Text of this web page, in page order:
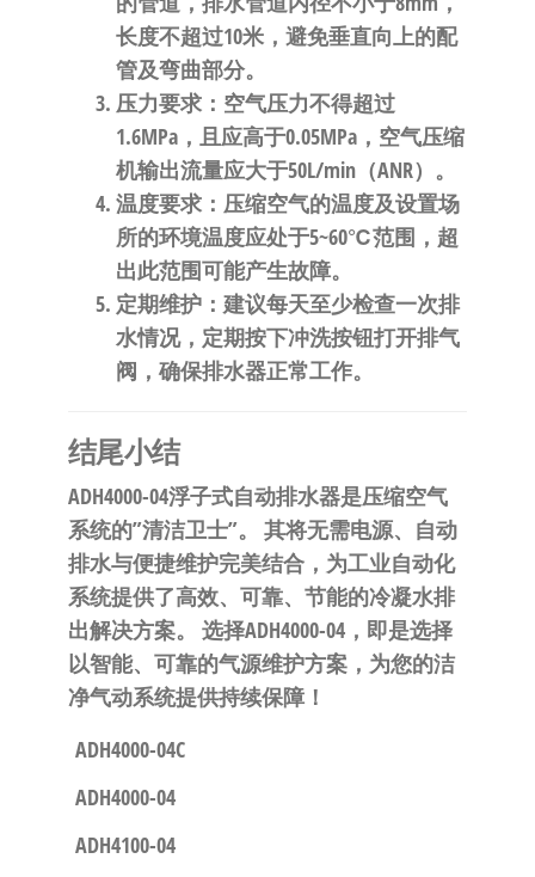
长度不超过10米，避免垂直向上的配
管及弯曲部分。
压力要求：空气压力不得超过
1.6MPa，且应高于0.05MPa，空气压缩
机输出流量应大于50L/min（ANR）。
温度要求：压缩空气的温度及设置场
所的环境温度应处于5~60℃范围，超
出此范围可能产生故障。
定期维护：建议每天至少检查一次排
水情况，定期按下冲洗按钮打开排气
阀，确保排水器正常工作。
结尾小结
ADH4000-04浮子式自动排水器是压缩空气
系统的”清洁卫士”。
​ 其将无需电源、自动
排水与便捷维护完美结合，为工业自动化
系统提供了高效、可靠、节能的冷凝水排
出解决方案。 选择ADH4000-04，即是选择
以智能、可靠的气源维护方案，为您的洁
净气动系统提供持续保障！
ADH4000-04C
ADH4000-04
ADH4100-04